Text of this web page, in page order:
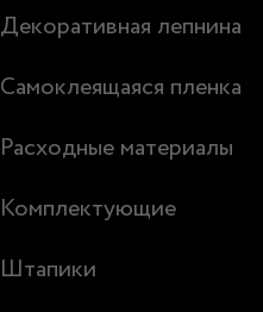
Декоративная лепнина
Самоклеящаяся пленка
Расходные материалы
Комплектующие
Штапики